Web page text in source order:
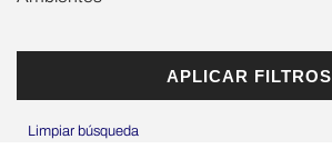
Local
Negocio
2 ambientes
3 ambientes
APLICAR FILTROS
Limpiar búsqueda